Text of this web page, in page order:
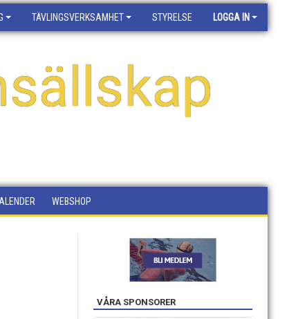
TÄVLINGSVERKSAMHET STYRELSE LOGGA IN
WEBSHOP
VÅRA SPONSORER